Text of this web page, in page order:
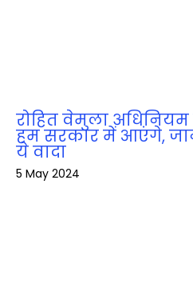
रोहित वेमुला
हम सरकार में आएंगे,
ये वादा
5 May 2024